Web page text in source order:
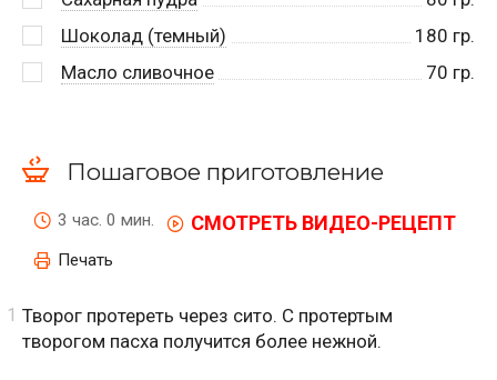
Шоколад (темный)
180 гр.
Масло сливочное
70 гр.
Пошаговое приготовление
3 час. 0 мин. СМОТРЕТЬ ВИДЕО-РЕЦЕПТ
Печать
Творог протереть через сито. С протертым
творогом пасха получится более нежной.